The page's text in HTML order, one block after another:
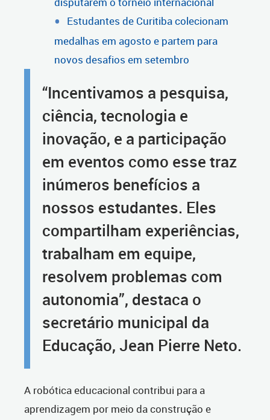
Estudantes de Curitiba colecionam
medalhas em agosto e partem para
novos desafios em setembro
“Incentivamos a pesquisa,
ciência, tecnologia e
inovação, e a participação
em eventos como esse traz
inúmeros benefícios a
nossos estudantes. Eles
compartilham experiências,
trabalham em equipe,
resolvem problemas com
autonomia”, destaca o
secretário municipal da
Educação, Jean Pierre Neto.
A robótica educacional contribui para a
aprendizagem por meio da construção e